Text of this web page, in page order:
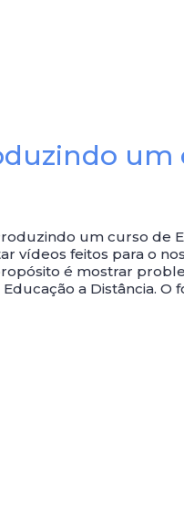
um
um curso de
vídeos feitos para o
é mostrar
a Distância. O